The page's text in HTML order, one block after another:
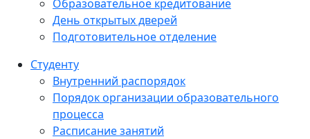
Образовательное кредитование
День открытых дверей
Подготовительное отделение
Студенту
Внутренний распорядок
Порядок организации образовательного
процесса
Расписание занятий